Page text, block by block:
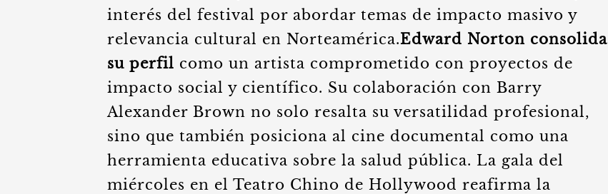
interés del festival por abordar temas de impacto masivo y
relevancia cultural en Norteamérica.Edward Norton consolida
su perfil como un artista comprometido con proyectos de
impacto social y científico. Su colaboración con Barry
Alexander Brown no solo resalta su versatilidad profesional,
sino que también posiciona al cine documental como una
herramienta educativa sobre la salud pública. La gala del
miércoles en el Teatro Chino de Hollywood reafirma la